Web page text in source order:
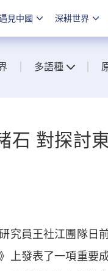
見中國 深耕世界
多語種
石 對探討
究員王社江團隊日
上發表了一項重要